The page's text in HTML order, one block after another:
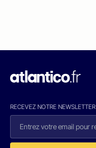
RECEVEZ NOTRE NEWSLETTER